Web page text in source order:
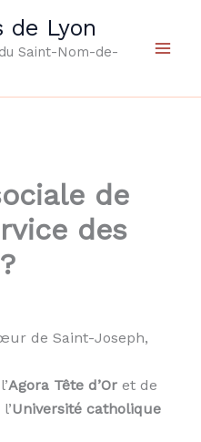
de Lyon
Saint-Nom-de-
de
des
de Saint-Joseph,
Agora Tête d’Oret de
Université catholique